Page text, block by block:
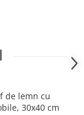
de lemn cu
30x40 cm